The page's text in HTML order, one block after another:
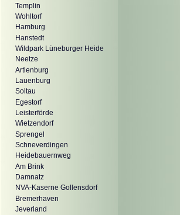
Templin
Wohltorf
Hamburg
Hanstedt
Wildpark Lüneburger Heide
Neetze
Artlenburg
Lauenburg
Soltau
Egestorf
Leisterförde
Wietzendorf
Sprengel
Schneverdingen
Heidebauernweg
Am Brink
Damnatz
NVA-Kaserne Gollensdorf
Bremerhaven
Jeverland